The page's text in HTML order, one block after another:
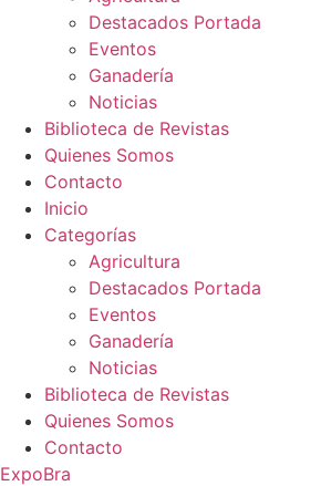
Destacados Portada
Eventos
Ganadería
Noticias
Biblioteca de Revistas
Quienes Somos
Contacto
Inicio
Categorías
Agricultura
Destacados Portada
Eventos
Ganadería
Noticias
Biblioteca de Revistas
Quienes Somos
Contacto
ExpoBra